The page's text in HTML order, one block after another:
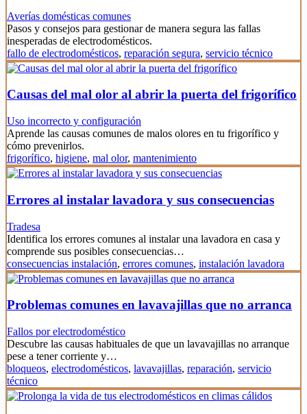
Averías domésticas comunes
Pasos y consejos para gestionar de manera segura las fallas
inesperadas de electrodomésticos.
fallo de electrodomésticos, reparación segura, servicio técnico
Causas del mal olor al abrir la puerta del frigorífico
Uso incorrecto y configuración
Aprende las causas comunes de malos olores en tu frigorífico y
cómo prevenirlos.
frigorífico, higiene, mal olor, mantenimiento
Errores al instalar lavadora y sus consecuencias
Tradesa
Identifica los errores comunes al instalar una lavadora en casa y
comprende sus posibles consecuencias…
consecuencias instalación, errores comunes, instalación lavadora
Problemas comunes en lavavajillas que no arranca
Fallos por electrodoméstico
Descubre las causas habituales de que un lavavajillas no arranque
pese a tener corriente y…
bloqueos, electrodomésticos, lavavajillas, reparación, servicio
técnico